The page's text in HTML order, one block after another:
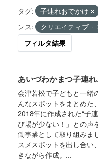
タグ: 子連れおでかけ
ンス:
クリエイティブ
フィルタ結果
あいづわかまつ子連
会津若松で子どもと一緒
んなスポットをまとめた
2018年に作成された“子
び場が少ない！」との声
働事業として取り組みま
スメスポットを出し合い
きながら作成。...